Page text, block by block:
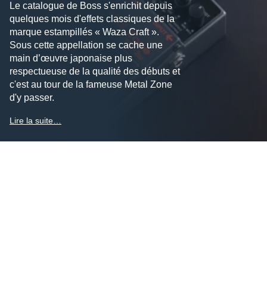
Le catalogue de Boss s'enrichit depuis
quelques mois d'effets classiques de la
marque estampillés « Waza Craft ».
Sous cette appellation se cache une
main d’œuvre japonaise plus
respectueuse de la qualité des débuts et
c'est au tour de la fameuse Metal Zone
d'y passer.
Lire la suite…